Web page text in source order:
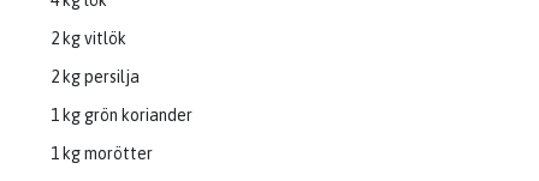
2 kg vitlök
2 kg persilja
1 kg grön koriander
1 kg morötter